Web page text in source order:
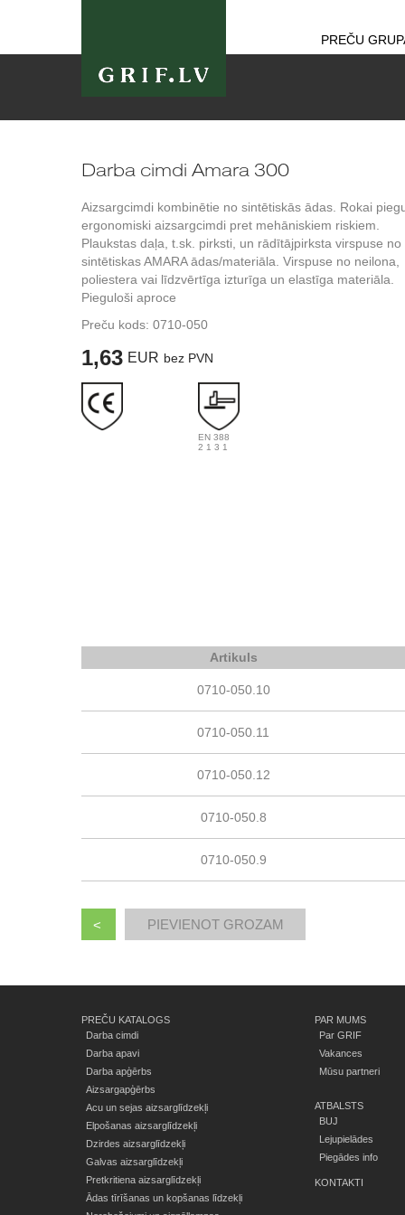
PREČU
Darba cimdi Amara 300
Aizsargcimdi kombinētie no sintētiskās ādas. Rokai
ergonomiski aizsargcimdi pret mehāniskiem riskiem.
Plaukstas daļa, t.sk. pirksti, un rādītājpirksta virspuse no
sintētiskas AMARA ādas/materiāla. Virspuse no neilona,
poliestera vai līdzvērtīga izturīga un elastīga materiāla.
Pieguloši aproce
Preču kods: 0710-050
1,63 EUR bez PVN
EN 388
2 1 3 1
Artikuls
0710-050.10
0710-050.11
0710-050.12
0710-050.8
0710-050.9
<
PREČU KATALOGS
Darba cimdi
Darba apavi
Darba apģērbs
Aizsargapģērbs
Acu un sejas aizsarglīdzekļi
Elpošanas aizsarglīdzekļi
Dzirdes aizsarglīdzekļi
Galvas aizsarglīdzekļi
Pretkritiena aizsarglīdzekļi
Ādas tīrīšanas un kopšanas līdzekļi
PAR MUMS
Par GRIF
Vakances
Mūsu partneri
ATBALSTS
BUJ
Lejupielādes
Piegādes info
KONTAKTI